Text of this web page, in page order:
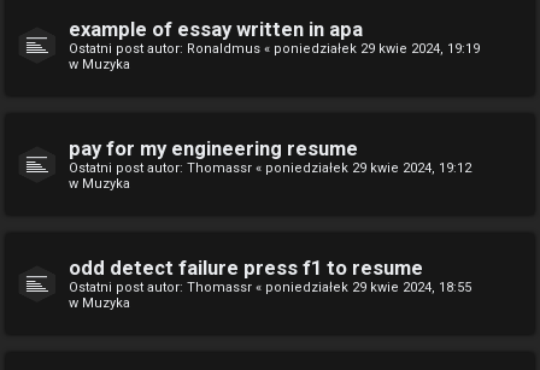
example of essay written in apa
Ostatni post autor: Ronaldmus « poniedziałek 29 kwie 2024, 19:19
w Muzyka
pay for my engineering resume
Ostatni post autor: Thomassr « poniedziałek 29 kwie 2024, 19:12
w Muzyka
odd detect failure press f1 to resume
Ostatni post autor: Thomassr « poniedziałek 29 kwie 2024, 18:55
w Muzyka